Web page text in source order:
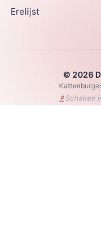
Erelijst
© 2026
♗Schaken